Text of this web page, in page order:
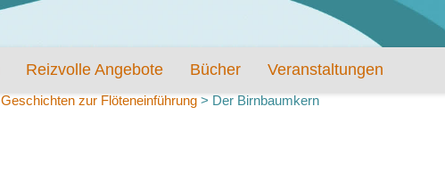
Reizvolle Angebote Bücher Veranstaltungen
Geschichten zur Flöteneinführung > Der Birnbaumkern